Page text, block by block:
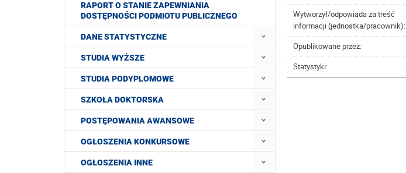
Wytworzył/odpowiada za treść
informacji (jednostka/pracownik):
Opublikowane przez:
Statystyki:
RAPORT O STANIE ZAPEWNIANIA
DOSTĘPNOŚCI PODMIOTU PUBLICZNEGO
DANE STATYSTYCZNE
STUDIA WYŻSZE
STUDIA PODYPLOMOWE
SZKOŁA DOKTORSKA
POSTĘPOWANIA AWANSOWE
OGŁOSZENIA KONKURSOWE
OGŁOSZENIA INNE